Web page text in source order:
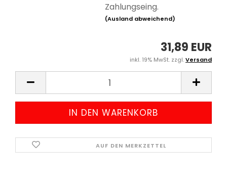
Zahlungseing.
(Ausland abweichend)
31,89 EUR
inkl. 19% MwSt. zzgl.Versand
AUF DEN MERKZETTEL